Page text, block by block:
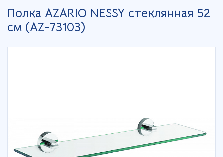
Полка AZARIO NESSY стеклянная 52
см (AZ-73103)